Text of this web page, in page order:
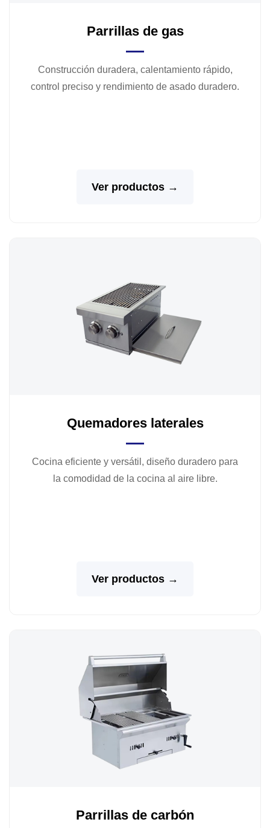
Parrillas de gas
Construcción duradera, calentamiento rápido,
control preciso y rendimiento de asado duradero.
Ver productos →
Quemadores laterales
Cocina eficiente y versátil, diseño duradero para
la comodidad de la cocina al aire libre.
Ver productos →
Parrillas de carbón